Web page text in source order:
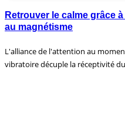
Retrouver le calme grâce
au magnétisme
L'alliance de l'attention au
vibratoire décuple la réceptivité